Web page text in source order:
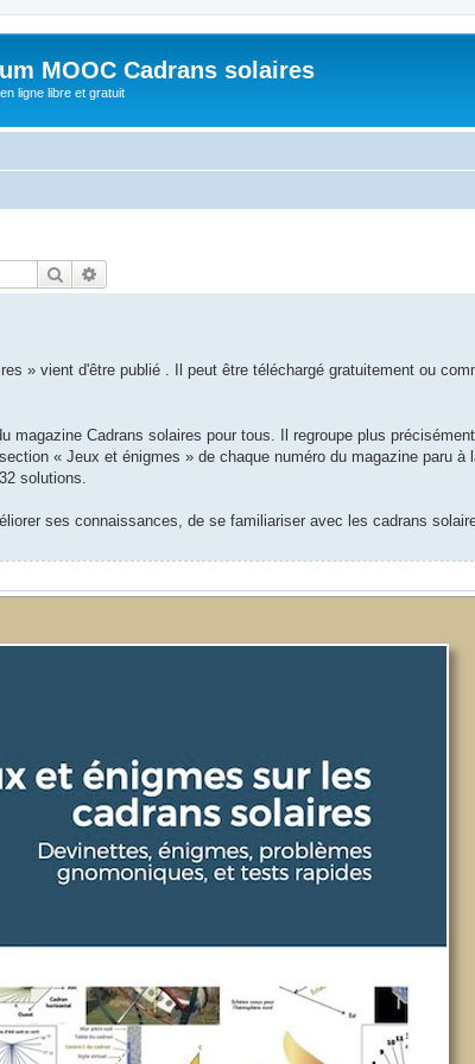
MOOC Cadrans solaires
ligne libre et gratuit
Rechercher
» vient d'être publié . Il peut être téléchargé gratuitement ou
magazine Cadrans solaires pour tous. Il regroupe plus
« Jeux et énigmes » de chaque numéro du magazine paru à
solutions.
ses connaissances, de se familiariser avec les cadrans